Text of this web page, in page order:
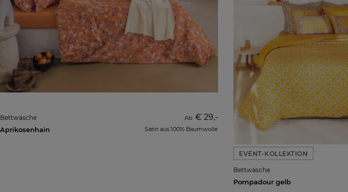
Bettwäsche
Aprikosenhain
Ab € 29,-
Satin aus 100% Baumwolle
EVENT-KOLLEKTION
Bettwäsche
Pompadour gelb